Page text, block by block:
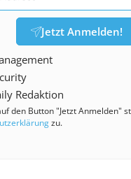
Jetzt Anmelden!
Redaktion
den Button "Jetzt Anmelden"
zu.